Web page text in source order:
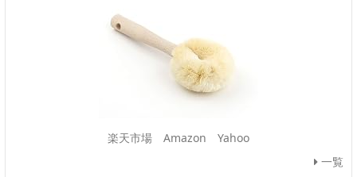
楽天市場 Amazon
Yahoo
一覧